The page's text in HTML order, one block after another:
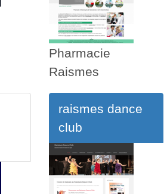
Pharmacie
Raismes
raismes dance
club